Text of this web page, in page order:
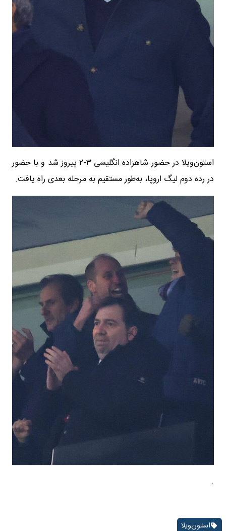
استون‌ویلا در حضور شاهزاده انگلیسی ۳-۲ پیروز شد و با حضور
در رده دوم لیگ اروپا، به‌طور مستقیم به مرحله بعدی راه یافت.
.
استون‌ویلا